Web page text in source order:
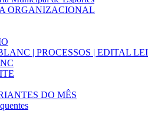
ORGANIZACIONAL
| PROCESSOS | EDITAL LEI
DO MÊS